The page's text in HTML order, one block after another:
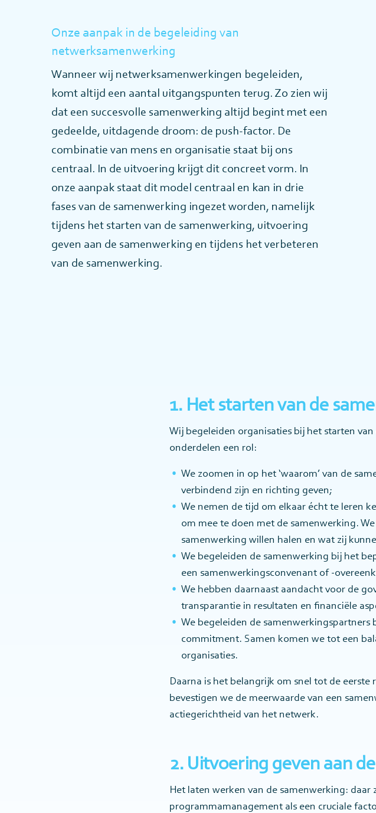
Onze aanpak in de begeleiding van
netwerksamenwerking
Wanneer wij netwerksamenwerkingen begeleiden,
komt altijd een aantal uitgangspunten terug. Zo zien wij
dat een succesvolle samenwerking altijd begint met een
gedeelde, uitdagende droom: de push-factor. De
combinatie van mens en organisatie staat bij ons
centraal. In de uitvoering krijgt dit concreet vorm. In
onze aanpak staat dit model centraal en kan in drie
fases van de samenwerking ingezet worden, namelijk
tijdens het starten van de samenwerking, uitvoering
geven aan de samenwerking en tijdens het verbeteren
van de samenwerking.
1. Het starten van de
Wij begeleiden organisaties bij het starten
onderdelen een rol:
We zoomen in op het ‘waarom’ van de
verbindend zijn en richting geven;
We nemen de tijd om elkaar écht te leren
om mee te doen met de samenwerking.
samenwerking willen halen en wat zij
We begeleiden de samenwerking bij het
een samenwerkingsconvenant of -
We hebben daarnaast aandacht voor de
transparantie in resultaten en financiële
We begeleiden de
commitment. Samen komen we tot een
organisaties.
Daarna is het belangrijk om snel tot de
bevestigen we de meerwaarde van een
actiegerichtheid van het netwerk.
2. Uitvoering geven aan
Het laten werken van de samenwerking:
programmamanagement als een cruciale